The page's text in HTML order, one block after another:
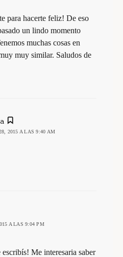
para hacerte feliz! De eso
un lindo momento
muchas cosas en
muy similar. Saludos de
2015 A LAS 9:40 AM
A LAS 9:04 PM
Me interesaria saber